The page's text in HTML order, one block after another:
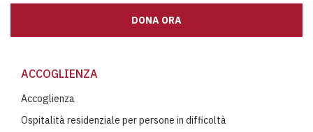
DONA ORA
ACCOGLIENZA
Accoglienza
Ospitalità residenziale per persone in difficoltà